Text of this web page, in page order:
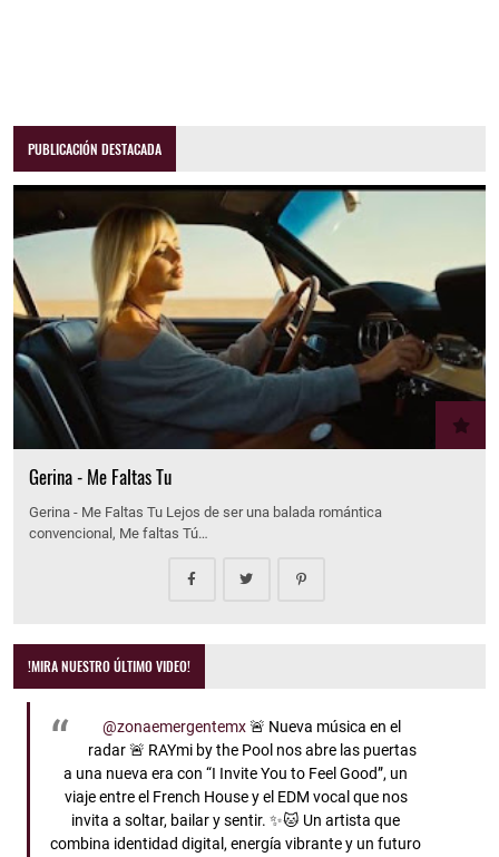
PUBLICACIÓN DESTACADA
Gerina - Me Faltas Tu
Gerina - Me Faltas Tu Lejos de ser una balada romántica
convencional, Me faltas Tú…
!MIRA NUESTRO ÚLTIMO VIDEO!
@zonaemergentemx🚨 Nueva música en el
radar 🚨 RAYmi by the Pool nos abre las puertas
a una nueva era con “I Invite You to Feel Good”, un
viaje entre el French House y el EDM vocal que nos
invita a soltar, bailar y sentir. ✨🐱 Un artista que
combina identidad digital, energía vibrante y un futuro